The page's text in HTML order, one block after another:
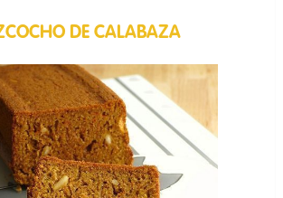
DE CALABAZA